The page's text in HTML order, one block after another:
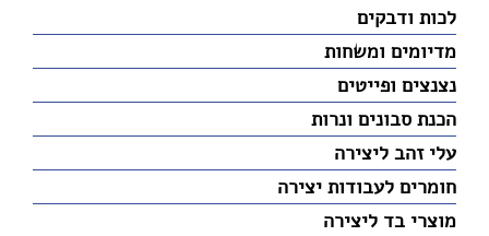
לכות ודבקים
מדיומים ומשחות
נצנצים ופייטים
הכנת סבונים ונרות
עלי זהב ליצירה
חומרים לעבודות יצירה
מוצרי בד ליצירה